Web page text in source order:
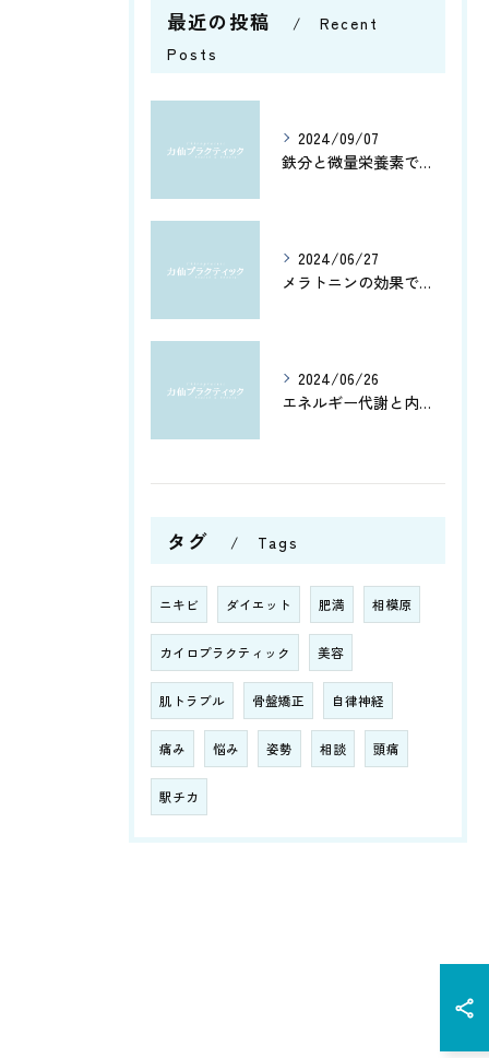
最近の投稿
Recent
Posts
2024/09/07
鉄分と微量栄養素で健康管理
2024/06/27
メラトニンの効果で、よく眠れてホルモン分泌もアップ！カルシウムとアミノ酸で健康脳を維持しよう
2024/06/26
エネルギー代謝と内臓機能を改善！筋肉の活性化と骨盤調整がもたらす健康への効果とは？
タグ Tags
ニキビ ダイエット 肥満 相模原
カイロプラクティック 美容
肌トラブル 骨盤矯正 自律神経
痛み 悩み 姿勢 相談 頭痛
駅チカ